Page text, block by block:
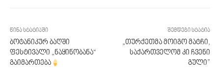
წინა სტატიაში
ბოტანიკურ ბაღში
ფესტივალი „ნაყინობანა“
გაიმართება
შემდეგი სტატია
„თურქეთმა მოიგო მატჩი,
საქართველომ კი ჩვენი
გული”